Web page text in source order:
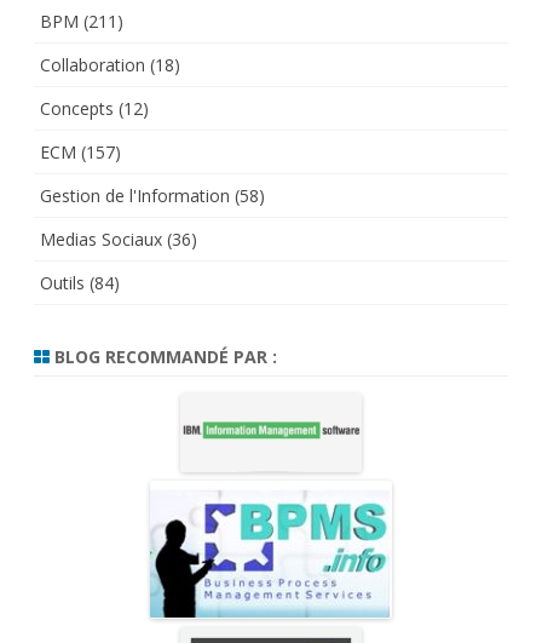
BPM (211)
Collaboration (18)
Concepts (12)
ECM (157)
Gestion de l'Information (58)
Medias Sociaux (36)
Outils (84)
BLOG RECOMMANDÉ PAR :